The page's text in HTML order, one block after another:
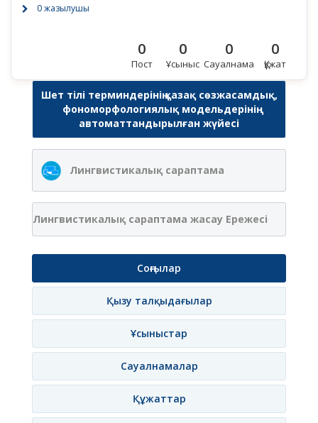
0 жазылушы
0
Пост
0
Ұсыныс
0
Сауалнама
0
Құжат
Шет тілі терминдерінің қазақ сөзжасамдық,
фономорфологиялық модельдерінің
автоматтандырылған жүйесі
Лингвистикалық сараптама
Лингвистикалық сараптама жасау Ережесі
Соңғылар
Қызу талқыдағылар
Ұсыныстар
Сауалнамалар
Құжаттар